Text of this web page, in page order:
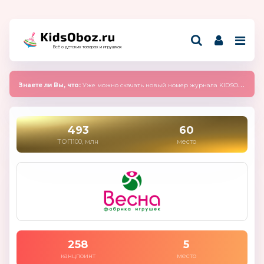
Всё о детских товарах и игрушках
Знаете ли Вы, что: Уже можно скачать новый номер журнала KIDSOBOZ 2025 (сентябрь)
493
ТОП100, млн
60
место
258
канцпоинт
5
место